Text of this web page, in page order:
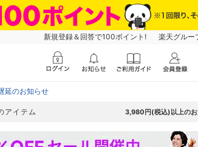
新規登録＆回答で100ポイント! 楽天グルー
延のお知らせ
アイテム 3,980円(税込)以上のお